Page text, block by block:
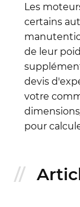
Les
certains
de leur
devis
votre
pour